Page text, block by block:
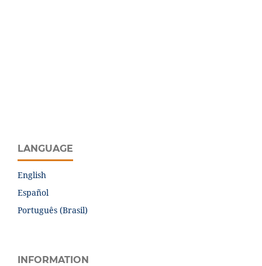
LANGUAGE
English
Español
Português (Brasil)
INFORMATION